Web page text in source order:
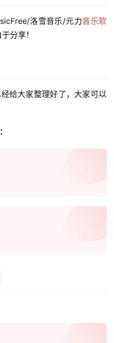
洛雪音乐/元力音乐软
分享！
给大家整理好了，大家可以